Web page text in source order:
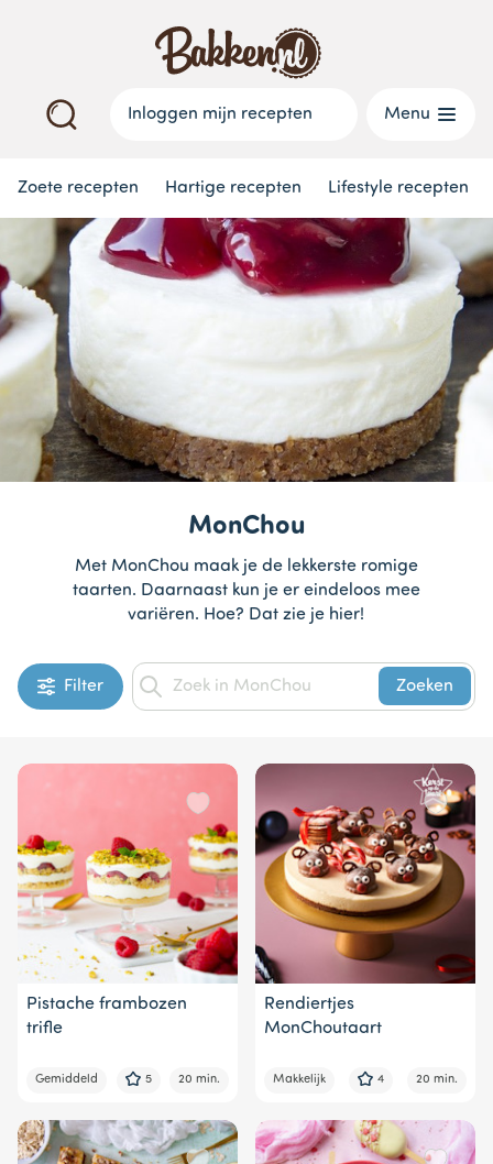
Inloggen mijn recepten Menu
Zoete recepten Hartige recepten Lifestyle recepten
MonChou
Met MonChou maak je de lekkerste romige
taarten. Daarnaast kun je er eindeloos mee
variëren. Hoe? Dat zie je hier!
Filter Zoeken
Pistache frambozen
trifle
Gemiddeld 5 20 min.
Rendiertjes
MonChoutaart
Makkelijk 4 20 min.